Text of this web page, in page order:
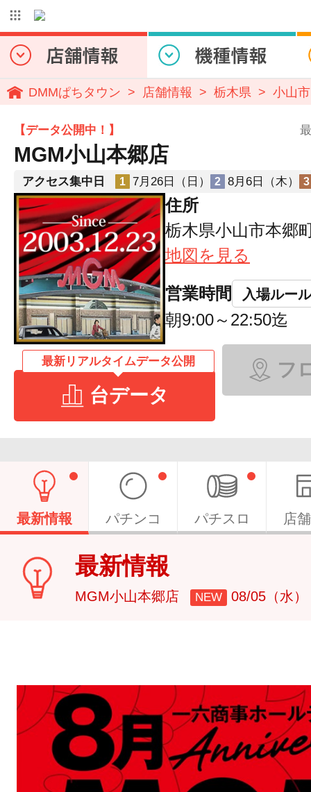
DMMぱちタウン 店舗情報 栃木県 小山市
【データ公開中！】
MGM小山本郷店
アクセス集中日 1 7月26日（日） 2 8月6日（木） 3
住所
栃木県小山市本郷
地図を見る
営業時間 入場ルール
朝9:00～22:50迄
最新リアルタイムデータ公開
台データ
フ
最新情報 パチンコ パチスロ 店
最新情報
MGM小山本郷店 NEW 08/05（水）